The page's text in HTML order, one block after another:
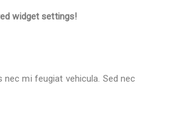
widget settings!
nec mi feugiat vehicula. Sed nec